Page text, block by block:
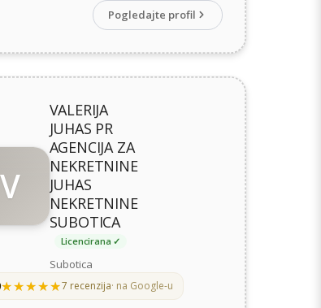
Pogledajte profil
V
VALERIJA
JUHAS PR
AGENCIJA ZA
NEKRETNINE
JUHAS
NEKRETNINE
SUBOTICA
Licencirana ✓
Subotica
★★★★★
★★★★★7 recenzija· na Google-u